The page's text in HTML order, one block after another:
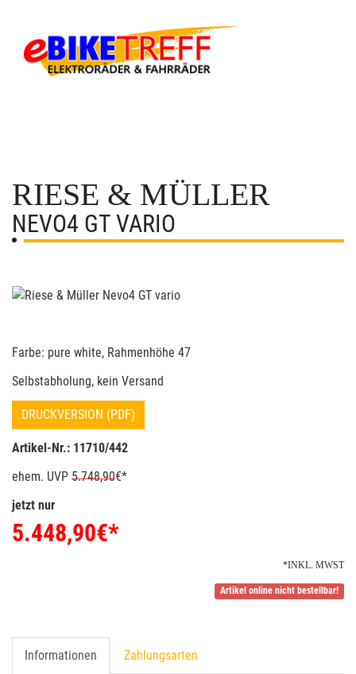
RIESE & MÜLLER
NEVO4 GT VARIO
Farbe: pure white, Rahmenhöhe 47
Selbstabholung, kein Versand
DRUCKVERSION (PDF)
Artikel-Nr.: 11710/442
ehem. UVP 5.748,90€*
jetzt nur
5.448,90€*
*INKL. MWST
Artikel online nicht bestellbar!
Informationen Zahlungsarten